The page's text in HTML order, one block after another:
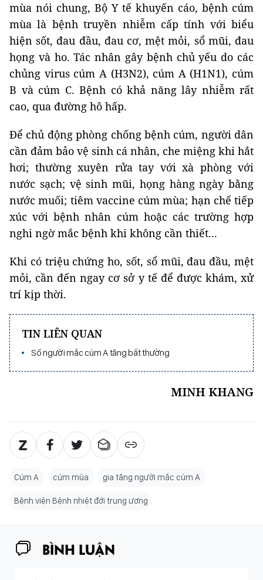
mùa nói chung, Bộ Y tế khuyến cáo, bệnh cúm
mùa là bệnh truyền nhiễm cấp tính với biểu
hiện sốt, đau đầu, đau cơ, mệt mỏi, sổ mũi, đau
họng và ho. Tác nhân gây bệnh chủ yếu do các
chủng virus cúm A (H3N2), cúm A (H1N1), cúm
B và cúm C. Bệnh có khả năng lây nhiễm rất
cao, qua đường hô hấp.
Để chủ động phòng chống bệnh cúm, người dân
cần đảm bảo vệ sinh cá nhân, che miệng khi hắt
hơi; thường xuyên rửa tay với xà phòng với
nước sạch; vệ sinh mũi, họng hàng ngày bằng
nước muối; tiêm vaccine cúm mùa; hạn chế tiếp
xúc với bệnh nhân cúm hoặc các trường hợp
nghi ngờ mắc bệnh khi không cần thiết...
Khi có triệu chứng ho, sốt, sổ mũi, đau đầu, mệt
mỏi, cần đến ngay cơ sở y tế để được khám, xử
trí kịp thời.
TIN LIÊN QUAN
Số người mắc cúm A tăng bất thường
MINH KHANG
Cúm A cúm mùa gia tăng người mắc cúm A
Bệnh viện Bệnh nhiệt đới trung ương
BÌNH LUẬN